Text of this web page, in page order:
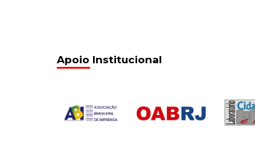
Apoio Institucional